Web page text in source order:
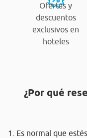
Ofertas y
descuentos
exclusivos en
hoteles
¿Por qué
1. Es normal que